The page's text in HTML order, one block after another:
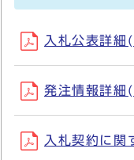
入札公表詳
発注情報詳
入札契約に